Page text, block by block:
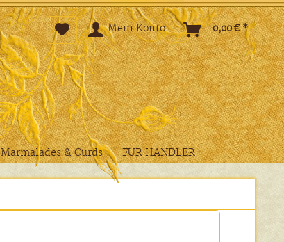
Mein Konto 0,00 € *
Marmalades & Curds FÜR HÄNDLER